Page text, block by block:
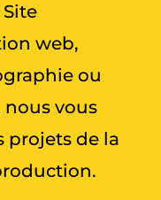
web,
ou
vous
projets de la